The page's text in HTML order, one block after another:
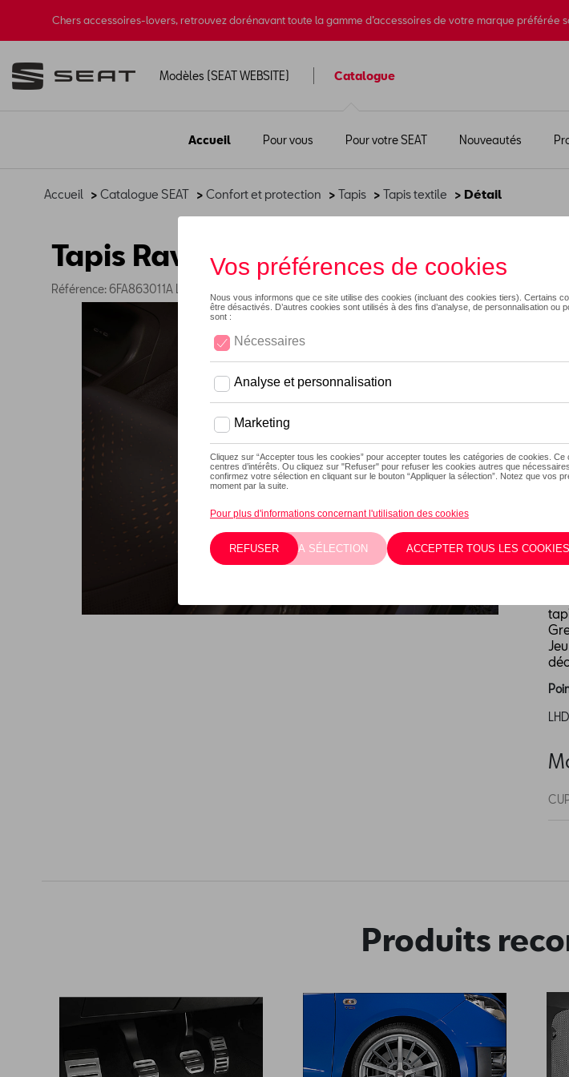
Chers accessoires-lovers, retrouvez dorénavant toute la gamme d’accessoires de votre marque
Modèles (SEAT WEBSITE) Catalogue
Accueil Pour vous Pour votre SEAT Nouveautés
Accueil > Catalogue SEAT > Confort et protection > Tapis > Tapis textile > Détail
Tapis Raval - Feel (LH)
Référence: 6FA863011A LOE
LHD
Produits